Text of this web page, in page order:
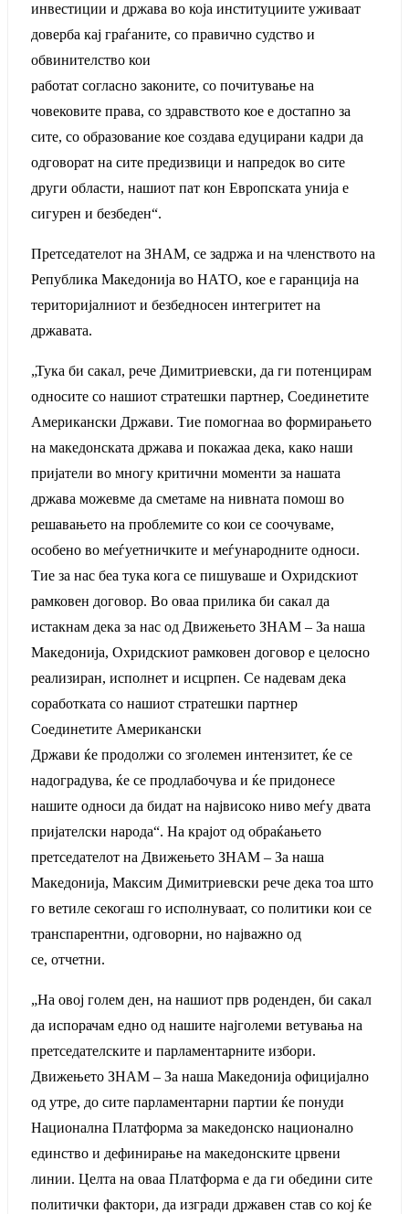
инвестиции и држава во која институциите уживаат
доверба кај граѓаните, со правично судство и
обвинителство кои
работат согласно законите, со почитување на
човековите права, со здравството кое е достапно за
сите, со образование кое создава едуцирани кадри да
одговорат на сите предизвици и напредок во сите
други области, нашиот пат кон Европската унија е
сигурен и безбеден“.
Претседателот на ЗНАМ, се задржа и на членството на
Република Македонија во НАТО, кое е гаранција на
територијалниот и безбедносен интегритет на
државата.
„Тука би сакал, рече Димитриевски, да ги потенцирам
односите со нашиот стратешки партнер, Соединетите
Американски Држави. Тие помогнаа во формирањето
на македонската држава и покажаа дека, како наши
пријатели во многу критични моменти за нашата
држава можевме да сметаме на нивната помош во
решавањето на проблемите со кои се соочуваме,
особено во меѓуетничките и меѓународните односи.
Тие за нас беа тука кога се пишуваше и Охридскиот
рамковен договор. Во оваа прилика би сакал да
истакнам дека за нас од Движењето ЗНАМ – За наша
Македонија, Охридскиот рамковен договор е целосно
реализиран, исполнет и исцрпен. Се надевам дека
соработката со нашиот стратешки партнер
Соединетите Американски
Држави ќе продолжи со зголемен интензитет, ќе се
надоградува, ќе се продлабочува и ќе придонесе
нашите односи да бидат на највисоко ниво меѓу двата
пријателски народа“. На крајот од обраќањето
претседателот на Движењето ЗНАМ – За наша
Македонија, Максим Димитриевски рече дека тоа што
го ветиле секогаш го исполнуваат, со политики кои се
транспарентни, одговорни, но најважно од
се, отчетни.
„На овој голем ден, на нашиот прв роденден, би сакал
да испорачам едно од нашите најголеми ветувања на
претседателските и парламентарните избори.
Движењето ЗНАМ – За наша Македонија официјално
од утре, до сите парламентарни партии ќе понуди
Национална Платформа за македонско национално
единство и дефинирање на македонските црвени
линии. Целта на оваа Платформа е да ги обедини сите
политички фактори, да изгради државен став со кој ќе